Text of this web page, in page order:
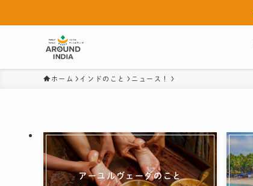
ホーム インドのこと ニュース！
アーユルヴェーダのこと